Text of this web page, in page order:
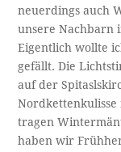
neuerdings auch
unsere Nachbarn
Eigentlich wollte
gefällt. Die
auf der
Nordkettenkulisse
tragen
haben wir